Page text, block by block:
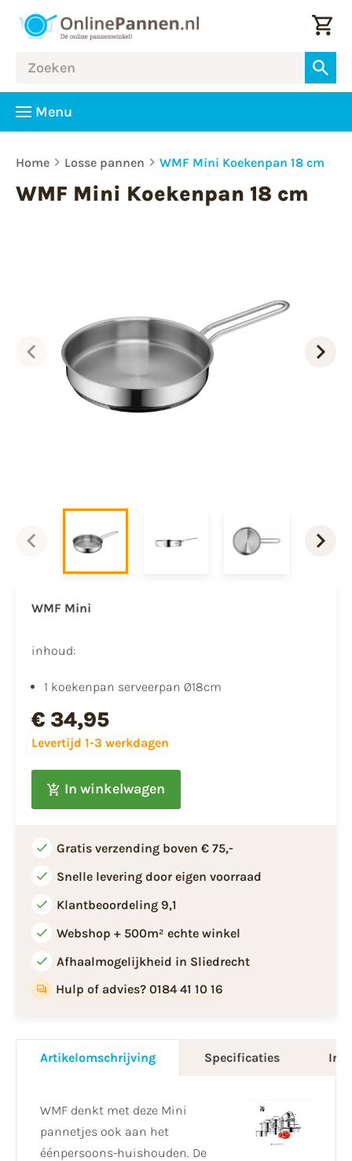
Menu
Home Losse pannen WMF Mini Koekenpan 18 cm
WMF Mini Koekenpan 18 cm
WMF Mini
inhoud:
1 koekenpan serveerpan Ø18cm
€ 34,95
Levertijd 1-3 werkdagen
In winkelwagen
Gratis verzending boven € 75,-
Snelle levering door eigen voorraad
Klantbeoordeling 9,1
Webshop + 500m² echte winkel
Afhaalmogelijkheid in Sliedrecht
Hulp of advies? 0184 41 10 16
Artikelomschrijving Specificaties
WMF denkt met deze Mini
pannetjes ook aan het
éénpersoons-huishouden. De